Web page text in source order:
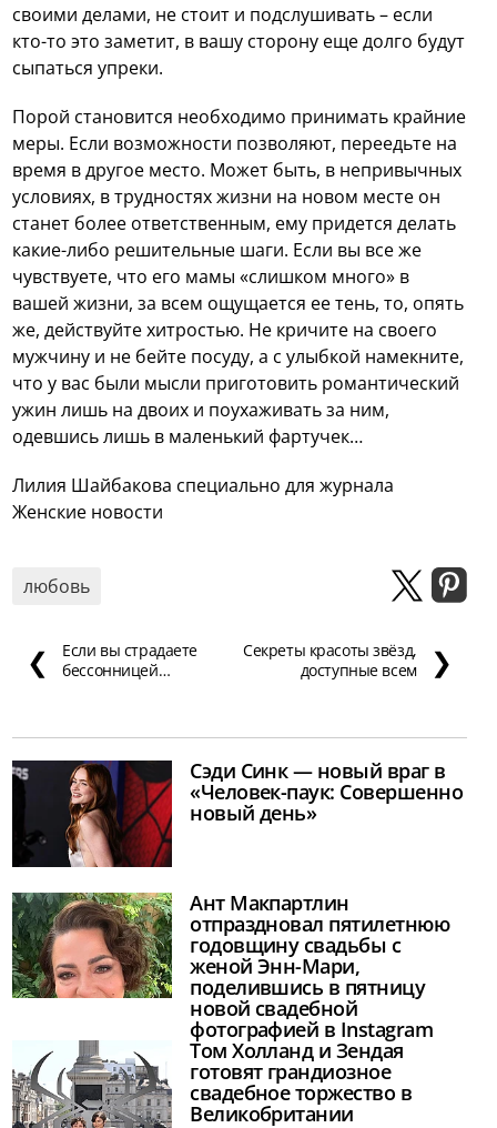
своими делами, не стоит и подслушивать – если
кто-то это заметит, в вашу сторону еще долго будут
сыпаться упреки.
Порой становится необходимо принимать крайние
меры. Если возможности позволяют, переедьте на
время в другое место. Может быть, в непривычных
условиях, в трудностях жизни на новом месте он
станет более ответственным, ему придется делать
какие-либо решительные шаги. Если вы все же
чувствуете, что его мамы «слишком много» в
вашей жизни, за всем ощущается ее тень, то, опять
же, действуйте хитростью. Не кричите на своего
мужчину и не бейте посуду, а с улыбкой намекните,
что у вас были мысли приготовить романтический
ужин лишь на двоих и поухаживать за ним,
одевшись лишь в маленький фартучек…
Лилия Шайбакова специально для журнала
Женские новости
любовь
❮
Если вы страдаете
бессонницей…
Секреты красоты звёзд,
доступные всем
❯
Сэди Синк — новый враг в
«Человек-паук: Совершенно
новый день»
Ант Макпартлин
отпраздновал пятилетнюю
годовщину свадьбы с
женой Энн-Мари,
поделившись в пятницу
новой свадебной
фотографией в Instagram
Том Холланд и Зендая
готовят грандиозное
свадебное торжество в
Великобритании